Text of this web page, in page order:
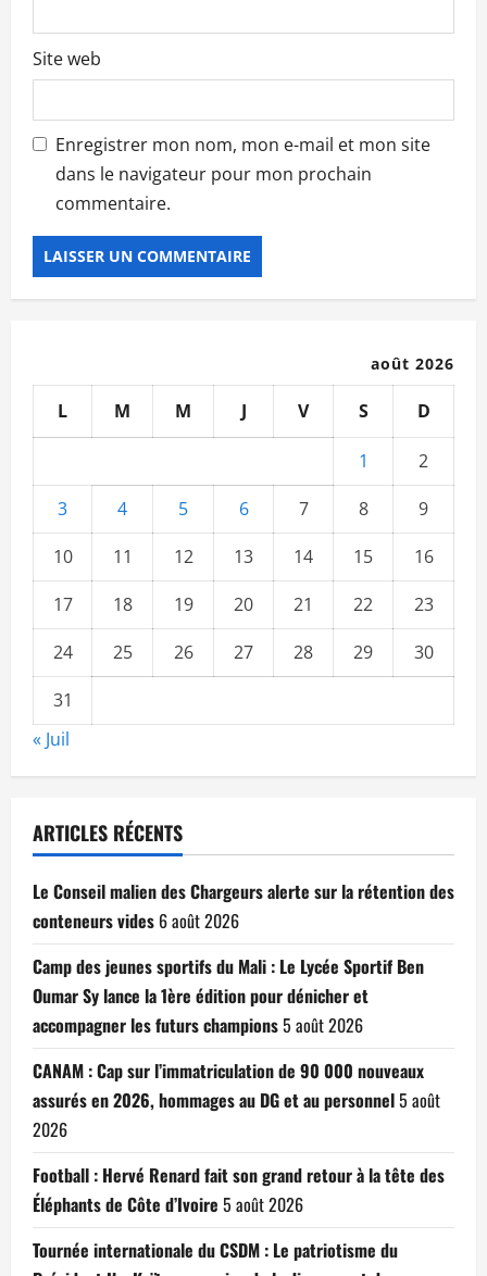
Site web
Enregistrer mon nom, mon e-mail et mon site
dans le navigateur pour mon prochain
commentaire.
août 2026
L M M J V S D
1
2
3
4 5 6 7 8
9
10
11 12 13 14 15
16
17
18 19 20 21 22
23
24
25 26 27 28 29
30
31
« Juil
ARTICLES RÉCENTS
Le Conseil malien des Chargeurs alerte sur la rétention des
conteneurs vides 6 août 2026
Camp des jeunes sportifs du Mali : Le Lycée Sportif Ben
Oumar Sy lance la 1ère édition pour dénicher et
accompagner les futurs champions5 août 2026
CANAM : Cap sur l’immatriculation de 90 000 nouveaux
assurés en 2026, hommages au DG et au personnel5 août
2026
Football : Hervé Renard fait son grand retour à la tête des
Éléphants de Côte d’Ivoire 5 août 2026
Tournée internationale du CSDM : Le patriotisme du